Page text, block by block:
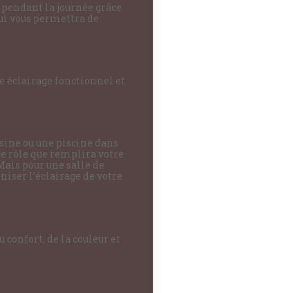
la journée grâce
vous permettra de
éclairage fonctionnel et
ou une piscine dans
rôle que remplira votre
pour une salle de
l’éclairage de votre
confort, de la couleur et